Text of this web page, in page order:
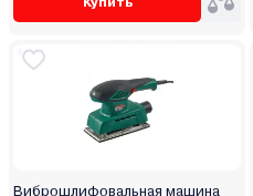
Виброшлифовальная машина